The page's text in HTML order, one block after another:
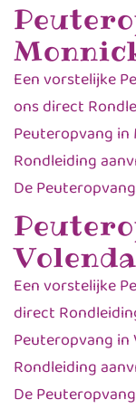
Een vorstelijke
ons direct
Peuteropvang
Rondleiding
De
Een vorstelijke
direct
Peuteropvang
Rondleiding
De